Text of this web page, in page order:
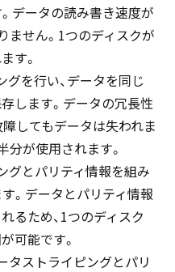
データの読み書き速度が
ません。1つのディスクが
す。
グを行い、データを同じ
します。データの冗長性
してもデータは失われま
分が使用されます。
グとパリティ情報を組み
。データとパリティ情報
るため、1つのディスク
可能です。
タストライピングとパリ